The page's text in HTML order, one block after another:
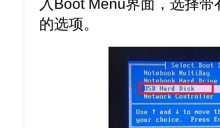
入Boot Menu界面，选择
的选项。